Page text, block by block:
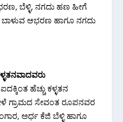
ಬೆಳ್ಳಿ, ನಗದು ಹಣ ಹೀಗೆ
ಆಭರಣ ಹಾಗೂ ನಗದು
ಹೆಚ್ಚು ಕಳ್ಳತನ
ಗ್ರಾಮದ ಸೇವಂತ ರೂಪನವರ
ಅರ್ಧ ಕೆಜಿ ಬೆಳ್ಳಿ ಹಾಗೂ